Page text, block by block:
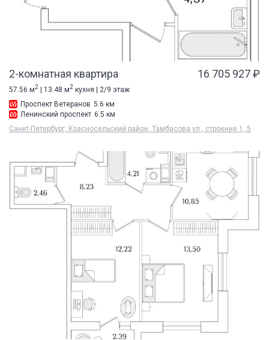
2-комнатная квартира 16 705 927 ₽
57.56 м2 | 13.48 м2 кухня | 2/9 этаж
Проспект Ветеранов 5.6 км
Ленинский проспект 6.5 км
Санкт-Петербург, Красносельский район, Тамбасова ул., строение 1, 5